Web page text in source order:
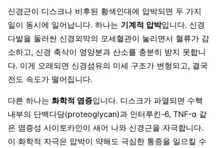
신경근이 디스크나 비후된 황색인대에 압박되면 두 가지
일이 동시에 일어납니다. 하나는 기계적 압박입니다. 신경
다발을 둘러싼 신경외막의 모세혈관이 눌리면서 혈류가 감
소하고, 신경 축삭이 영양분과 산소를 충분히 받지 못합니
다. 이게 오래되면 신경섬유의 미세 구조가 변형되고, 결국
전도 속도가 떨어집니다.
다른 하나는 화학적 염증입니다. 디스크가 파열되면 수핵
내부의 단백다당(proteoglycan)과 인터루킨-6, TNF-α 같
은 염증성 사이토카인이 새어 나와 신경근을 자극합니다.
이 화학적 자극은 압박이 약해도 극심한 통증을 일으킬 수